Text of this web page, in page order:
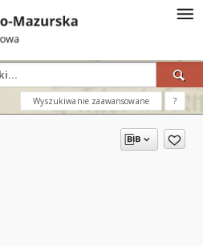
Wyszukiwanie zaawansowane ?